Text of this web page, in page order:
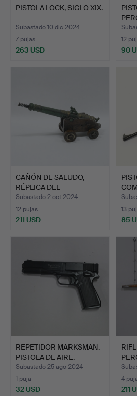
PISTOLA LOCK, SIGLO XIX.
Subastado 10 dic 2024
7 pujas
263 USD
12
90
CAÑÓN DE SALUDO,
RÉPLICA DEL
MAJESTUOSO BA…
Subastado 2 oct 2024
12 pujas
211 USD
13
85
REPETIDOR MARKSMAN.
PISTOLA DE AIRE.
Subastado 25 ago 2024
1 puja
32 USD
D…
4
211